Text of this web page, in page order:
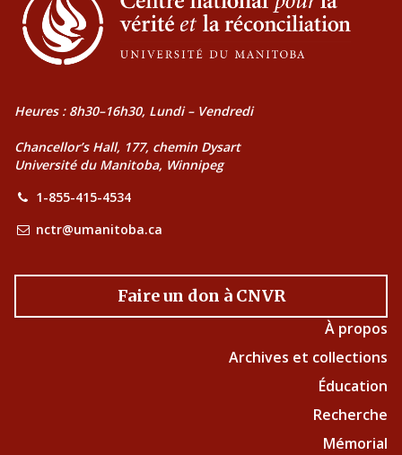
Heures : 8h30–16h30, Lundi – Vendredi
Chancellor’s Hall, 177, chemin Dysart
Université du Manitoba, Winnipeg
1-855-415-4534
nctr@umanitoba.ca
Faire un don à CNVR
À propos
Archives et collections
Éducation
Recherche
Mémorial